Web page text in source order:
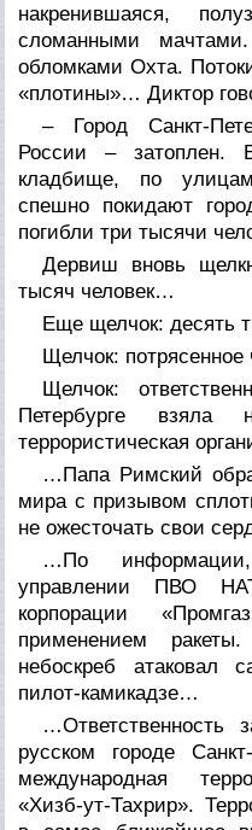
накренившаяся,
сломанными
обломками Охта.
«плотины»… Диктор
– Город Санкт-
России – затоплен.
кладбище, по
спешно покидают
погибли три тысячи
Дервиш вновь
тысяч человек…
Еще щелчок: десять
Щелчок: потрясенное
Щелчок:
Петербурге взяла
террористическая
…Папа Римский
мира с призывом
не ожесточать свои
…По
управлении ПВО
корпорации
применением
небоскреб атаковал
пилот-камикадзе…
…Ответственность
русском городе
международная
«Хизб-ут-Тахрир».